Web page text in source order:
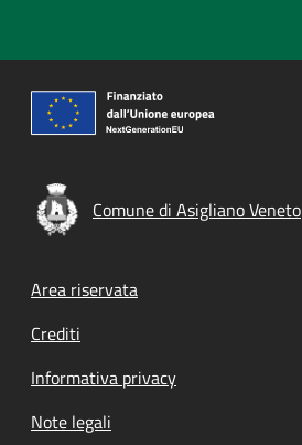
Comune di Asigliano Veneto
Footer menu
Area riservata
Crediti
Informativa privacy
Note legali